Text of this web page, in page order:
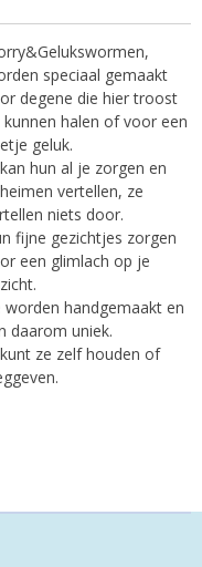
speciaal gemaakt
degene die hier troost
kunnen halen of voor een
geluk.
kan hun al je zorgen en
vertellen, ze
niets door.
fijne gezichtjes zorgen
een glimlach op je
worden handgemaakt en
daarom uniek.
kunt ze zelf houden of